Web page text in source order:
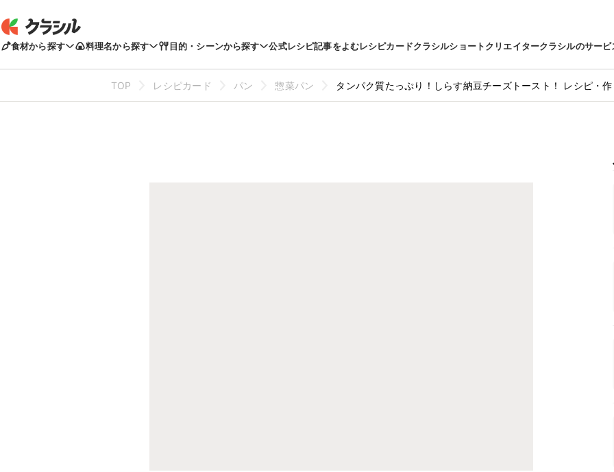
食材から探す 料理名から探す 目的・シーンから探す 公式レシピ記事をよむレシピカードクラシルショートクリエイタークラシルのサービ
TOP レシピカード パン 惣菜パン タンパク質たっぷり！しらす納豆チーズトースト！ レシピ・